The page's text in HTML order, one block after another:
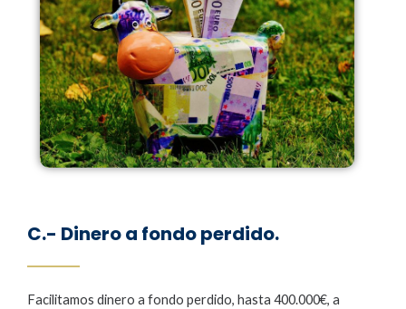
C.- Dinero a fondo perdido.
Facilitamos dinero a fondo perdido, hasta 400.000€, a